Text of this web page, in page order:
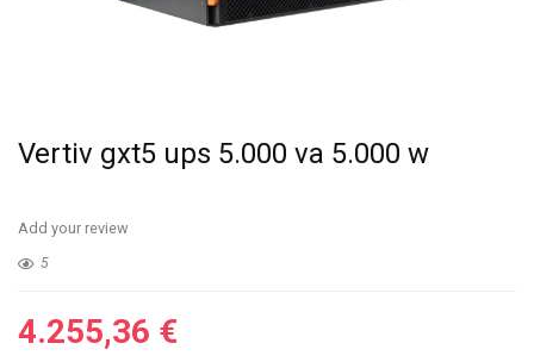
Vertiv gxt5 ups 5.000 va 5.000 w
Add your review
5
4.255,36 €